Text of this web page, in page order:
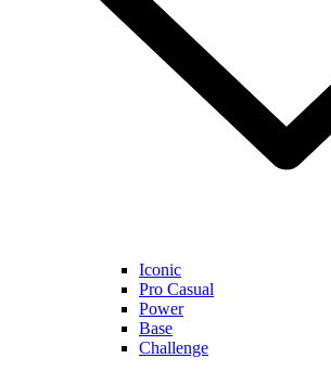
Iconic
Pro Casual
Power
Base
Challenge